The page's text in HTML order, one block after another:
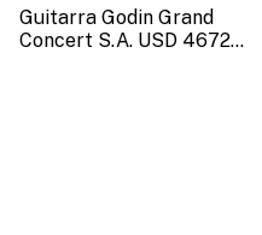
Guitarra Godin Grand
Concert S.A. USD 4672